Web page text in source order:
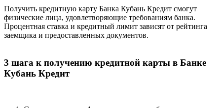
Получить кредитную карту Банка Кубань Кредит смогут
физические лица, удовлетворяющие требованиям банка.
Процентная ставка и кредитный лимит зависят от рейтинга
заемщика и предоставленных документов.
3 шага к получению кредитной карты в Банке
Кубань Кредит